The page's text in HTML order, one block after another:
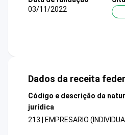
03/11/2022
Dados da receita
Código e descrição da
jurídica
213 | EMPRESARIO